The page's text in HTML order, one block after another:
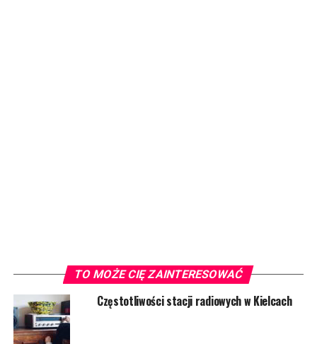
TO MOŻE CIĘ ZAINTERESOWAĆ
Częstotliwości stacji radiowych w Kielcach